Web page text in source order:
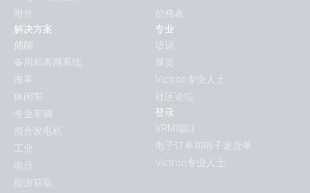
附件
解决方案
储能
备用和离网系统
海事
休闲车
专业车辆
混合发电机
工业
电信
能源获取
价格表
专业
培训
展览
Victron专业人士
社区论坛
登录
VRM端口
电子订单和电子退货单
Victron专业人士